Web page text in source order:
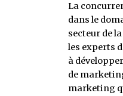
La
dans le
secteur de
les experts
à
de
marketing